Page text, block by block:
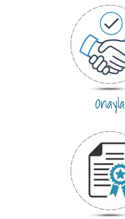
Onayla